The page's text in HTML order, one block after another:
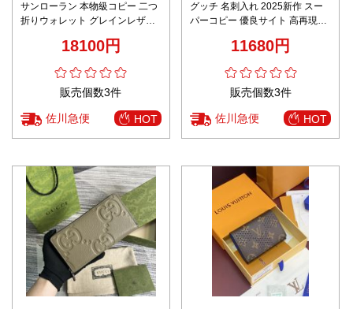
サンローラン 本物級コピー 二つ
折りウォレット グレインレザー
18100円
販売個数3件
佐川急便 HOT
グッチ 名刺入れ 2025新作 スー
パーコピー 優良サイト 高再現度
証 安心サイト11680円
販売個数3件
佐川急便 HOT